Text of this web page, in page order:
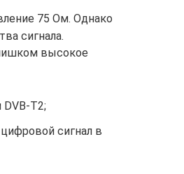
75 Ом. Однако
сигнала.
высокое
T2;
сигнал в